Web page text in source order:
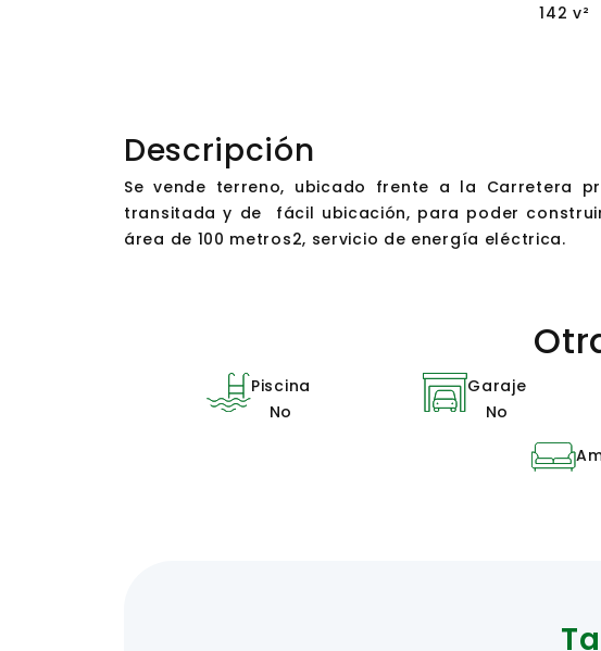
142 v²
Descripción
Se vende terreno, ubicado frente a la Carretera
transitada y de fácil ubicación, para poder
área de 100 metros2, servicio de energía eléctrica.
Piscina
No
Garaje
No